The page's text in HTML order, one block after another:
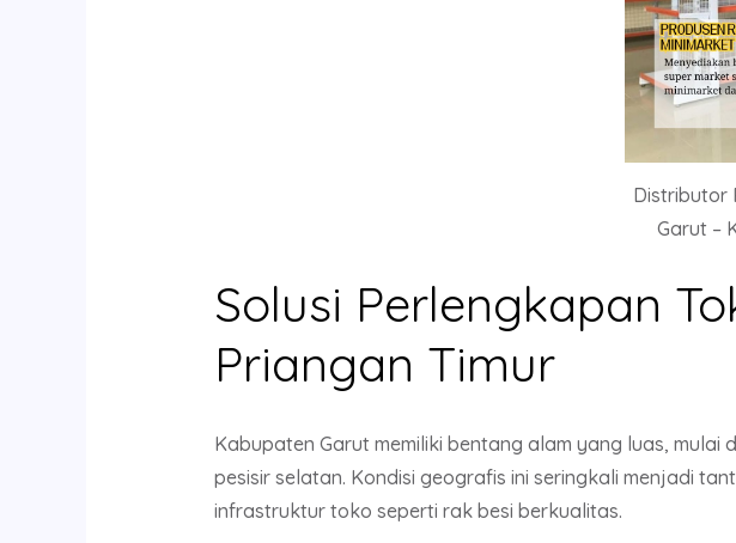
Distributor
Garut –
Solusi Perlengkapan
Priangan Timur
Kabupaten Garut memiliki bentang alam yang luas,
pesisir selatan. Kondisi geografis ini seringkali menjadi
infrastruktur toko seperti rak besi berkualitas.